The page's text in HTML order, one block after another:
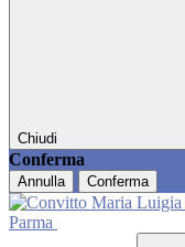
Chiudi
Conferma
Annulla Conferma
Parma